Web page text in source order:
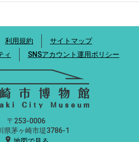
利用規約
サイトマップ
ィ
SNSアカウント運用ポリシー
〒253-0006
県茅ヶ崎市堤3786-1
location_on